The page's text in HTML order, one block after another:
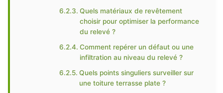
Quels matériaux de revêtement
choisir pour optimiser la performance
du relevé ?
Comment repérer un défaut ou une
infiltration au niveau du relevé ?
Quels points singuliers surveiller sur
une toiture terrasse plate ?